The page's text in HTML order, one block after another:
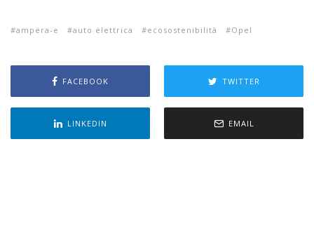
ampera-e auto elettrica ecosostenibilità Opel
FACEBOOK TWITTER
LINKEDIN EMAIL